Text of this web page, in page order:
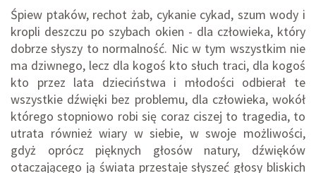
Śpiew ptaków, rechot żab, cykanie cykad, szum wody i
kropli deszczu po szybach okien - dla człowieka, który
dobrze słyszy to normalność. Nic w tym wszystkim nie
ma dziwnego, lecz dla kogoś kto słuch traci, dla kogoś
kto przez lata dzieciństwa i młodości odbierał te
wszystkie dźwięki bez problemu, dla człowieka, wokół
którego stopniowo robi się coraz ciszej to tragedia, to
utrata również wiary w siebie, w swoje możliwości,
gdyż oprócz pięknych głosów natury, dźwięków
otaczającego ją świata przestaje słyszeć głosy bliskich